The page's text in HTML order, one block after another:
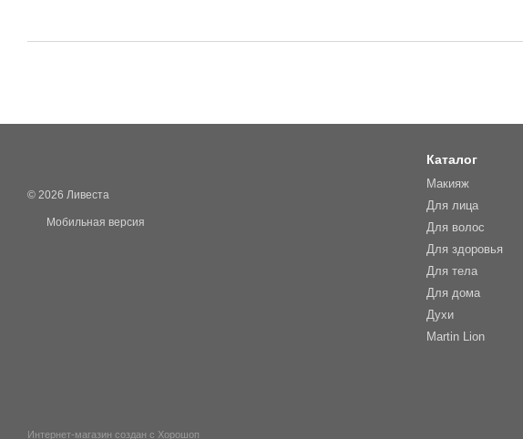
© 2026 Ливеста
Мобильная версия
Интернет-магазин создан с Хорошоп
Каталог
Макияж
Для лица
Для волос
Для здоровья
Для тела
Для дома
Духи
Martin Lion